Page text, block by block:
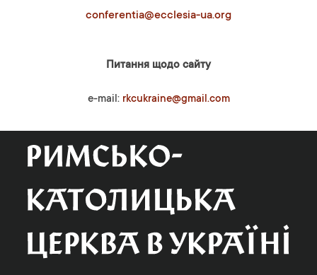
conferentia@ecclesia-ua.org
Питання щодо сайту
e-mail: rkcukraine@gmail.com